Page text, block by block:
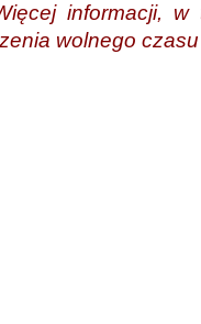
informacji,
wolnego